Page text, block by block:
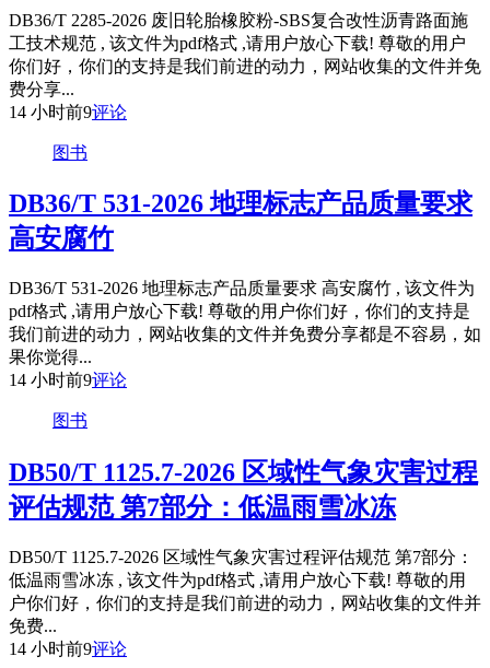
DB36/T 2285-2026 废旧轮胎橡胶粉-SBS复合改性沥青路面施
工技术规范 , 该文件为pdf格式 ,请用户放心下载! 尊敬的用户
你们好，你们的支持是我们前进的动力，网站收集的文件并免
费分享...
14 小时前9评论
图书
DB36/T 531-2026 地理标志产品质量要求
高安腐竹
DB36/T 531-2026 地理标志产品质量要求 高安腐竹 , 该文件为
pdf格式 ,请用户放心下载! 尊敬的用户你们好，你们的支持是
我们前进的动力，网站收集的文件并免费分享都是不容易，如
果你觉得...
14 小时前9评论
图书
DB50/T 1125.7-2026 区域性气象灾害过程
评估规范 第7部分：低温雨雪冰冻
DB50/T 1125.7-2026 区域性气象灾害过程评估规范 第7部分：
低温雨雪冰冻 , 该文件为pdf格式 ,请用户放心下载! 尊敬的用
户你们好，你们的支持是我们前进的动力，网站收集的文件并
免费...
14 小时前9评论